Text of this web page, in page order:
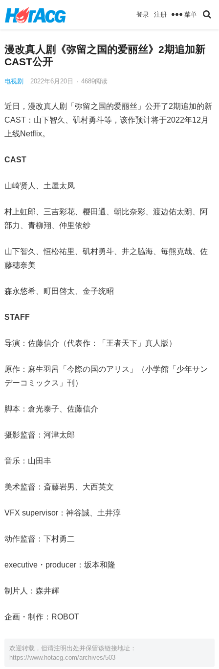
登录 注册 菜单
漫改真人剧《弥留之国的爱丽丝》2期追加新
CAST公开
电视剧 2022年6月20日 · 4689阅读
近日，漫改真人剧「弥留之国的爱丽丝」公开了2期追加的新
CAST：山下智久、矶村勇斗等，该作预计将于2022年12月
上线Netflix。
CAST
山崎贤人、土屋太凤
村上虹郎、三吉彩花、樱田通、朝比奈彩、渡边佑太朗、阿
部力、青柳翔、仲里依纱
山下智久、恒松祐里、矶村勇斗、井之脇海、毎熊克哉、佐
藤穗奈美
森永悠希、町田啓太、金子统昭
STAFF
导演：佐藤信介（代表作：「王者天下」真人版）
原作：麻生羽呂「今際の国のアリス」（小学館「少年サン
デーコミックス」刊）
脚本：倉光泰子、佐藤信介
摄影监督：河津太郎
音乐：山田丰
美术监督：斎藤岩男、大西英文
VFX supervisor：神谷誠、土井淳
动作监督：下村勇二
executive・producer：坂本和隆
制片人：森井輝
企画・制作：ROBOT
欢迎转载，但请注明出处并保留该链接地址：
https://www.hotacg.com/archives/503